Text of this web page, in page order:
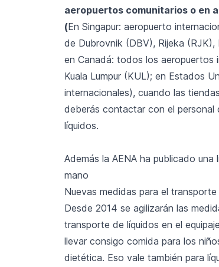
aeropuertos comunitarios o en
(En Singapur: aeropuerto
de Dubrovnik (DBV), Rijeka
en Canadá: todos los aeropuertos
Kuala Lumpur (KUL); en Estados
internacionales), cuando las
deberás contactar con el
líquidos.
Además la AENA ha publicado una
mano
Nuevas medidas para el
Desde 2014 se agilizarán las
transporte de líquidos en el
llevar consigo comida para los
dietética. Eso vale también para